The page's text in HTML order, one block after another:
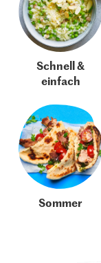
Schnell &
einfach
Sommer